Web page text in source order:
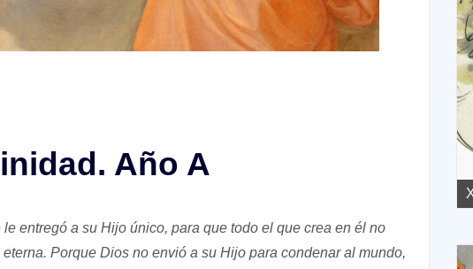
Año A
le entregó a su Hijo único, para que todo el que crea en él no
Porque Dios no envió a su Hijo para condenar al mundo,